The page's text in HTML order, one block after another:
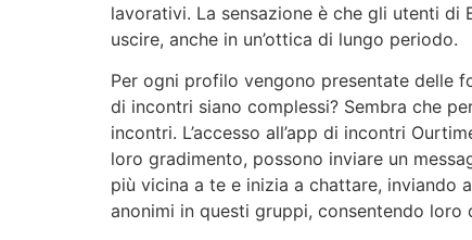
lavorativi. La sensazione è che gli utenti di
uscire, anche in un’ottica di lungo periodo.
Per ogni profilo vengono presentate delle
di incontri siano complessi? Sembra che
incontri. L’accesso all’app di incontri
loro gradimento, possono inviare un
più vicina a te e inizia a chattare, inviando
anonimi in questi gruppi, consentendo